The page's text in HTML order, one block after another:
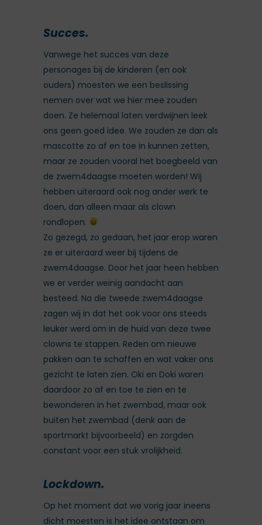
Succes.
Vanwege het succes van deze
personages bij de kinderen (en ook
ouders) moesten we een beslissing
nemen over wat we hier mee zouden
doen. Ze helemaal laten verdwijnen leek
ons geen goed idee. We zouden ze dan als
mascotte zo af en toe in kunnen zetten,
maar ze zouden vooral het boegbeeld van
de zwem4daagse moeten worden! Wij
hebben uiteraard ook nog ander werk te
doen, dan alleen maar als clown
rondlopen.
Zo gezegd, zo gedaan, het jaar erop waren
ze er uiteraard weer bij tijdens de
zwem4daagse. Door het jaar heen hebben
we er verder weinig aandacht aan
besteed. Na die tweede zwem4daagse
zagen wij in dat het ook voor ons steeds
leuker werd om in de huid van deze twee
clowns te stappen. Reden om nieuwe
pakken aan te schaffen en wat vaker ons
gezicht te laten zien. Oki en Doki waren
daardoor zo af en toe te zien en te
bewonderen in het zwembad, maar ook
buiten het zwembad (denk aan de
sportmarkt bijvoorbeeld) en zorgden
constant voor een stuk vrolijkheid.
Lockdown.
Op het moment dat we vorig jaar ineens
dicht moesten is het idee ontstaan om